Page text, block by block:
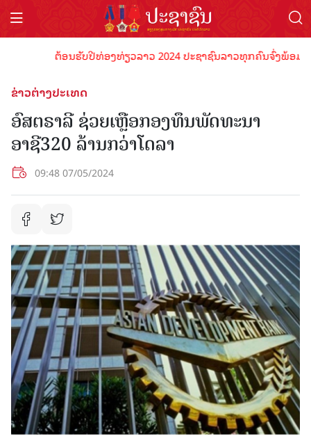
ຕ້ອນຮັບປີທ່ອງທ່ຽວລາວ 2024 ປະຊາຊົນລາວທຸກຄົນຈົ່ງພ້ອມເ
ຂ່າວຕ່າງປະເທດ
ອົສຕຣາລີ ຊ່ວຍເຫຼືອກອງທຶນພັດທະນາ
ອາຊີ320 ລ້ານກວ່າໂດລາ
09:48 07/05/2024